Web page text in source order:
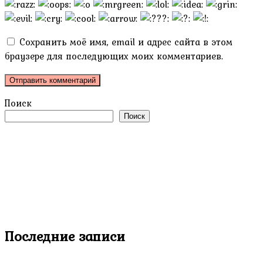
Сохранить моё имя, email и адрес сайта в этом
браузере для последующих моих комментариев.
Поиск
Поиск
Последние записи